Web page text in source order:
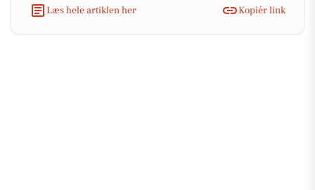
Læs hele artiklen her Kopiér link